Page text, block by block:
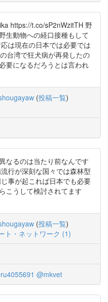
https://t.co/sP2nWzitTH 野
生動物への経口接種もして
は現在の日本では必要では
台湾で狂犬病が再発したの
要になるだろうとは言われ
(投稿一覧)
なるのは当たり前なんです
行が深刻な国々では森林型
事が起これば日本でも必要
こうして検討されてます
(投稿一覧)
ト・ネットワーク (1)
@mkvet